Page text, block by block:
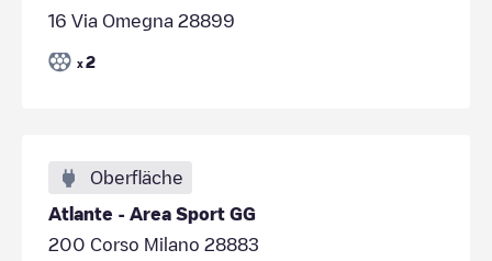
16 Via Omegna 28899
x 2
Oberfläche
Atlante - Area Sport GG
200 Corso Milano 28883